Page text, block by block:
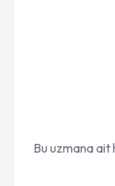
Bu uzmana ait